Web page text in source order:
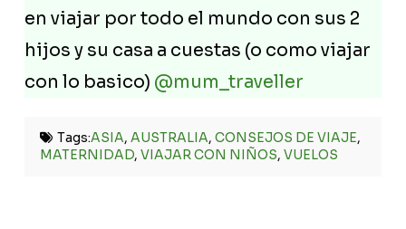
en viajar por todo el mundo con sus 2
hijos y su casa a cuestas (o como viajar
con lo basico) @mum_traveller
Tags:ASIA, AUSTRALIA, CONSEJOS DE VIAJE,
MATERNIDAD,VIAJAR CON NIÑOS,VUELOS